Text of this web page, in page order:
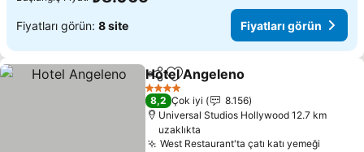
Fiyatları görün: 8 site Fiyatları görün
PaylaşFavorilerime ekle
Hotel Angeleno
4 Yıldız
8,2 Çok iyi
8.156
Universal Studios Hollywood 12.7 km
uzaklıkta
West Restaurant'ta çatı katı yemeği